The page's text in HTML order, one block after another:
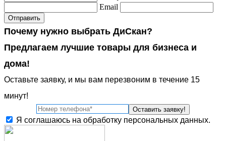
Email
Отправить
Почему нужно выбрать ДиСкан?
Предлагаем лучшие товары для бизнеса и
дома!
Оставьте заявку, и мы вам перезвоним в течение 15
минут!
Оставить заявку!
Я соглашаюсь на обработку персональных данных.